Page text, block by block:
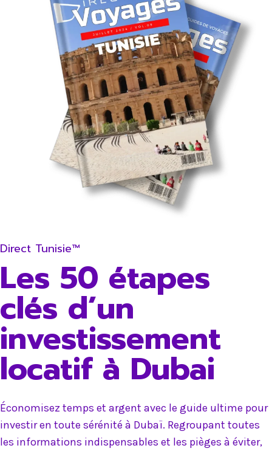
Direct Tunisie™
Les 50 étapes
clés d’un
investissement
locatif à Dubai
Économisez temps et argent avec le guide ultime pour
investir en toute sérénité à Dubaï. Regroupant toutes
les informations indispensables et les pièges à éviter,